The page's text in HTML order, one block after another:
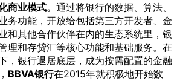
商业模式。 通过将银行的数据、算法、
务功能，开放给包括第三方开发者、金
和其他合作伙伴在内的生态系统里，银
理和存贷汇等核心功能和基础服务。在
，银行退居底层，成为按需配置的金融
BBVA银行在2015年就积极地开始数